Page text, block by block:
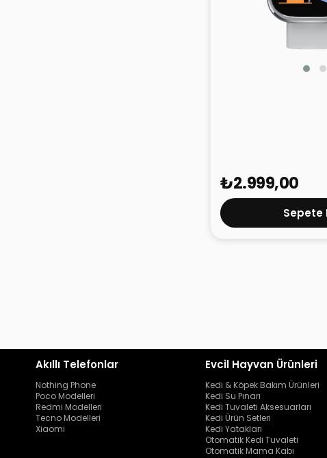
₺2.999,00
Sepete
Akıllı Telefonlar
Nothing Phone
Poco Modelleri
Redmi Modelleri
Tecno Modelleri
Xiaomi
Evcil Hayvan Ürünleri
Kedi & Köpek Bakım Ürünleri
Kedi Su Pınarı
Kedi Tuvaleti Aksesuarları
Kedi Ürün Setleri
Kedi Yatakları
Otomatik Kedi Tuvaleti
Otomatik Mama Kabı